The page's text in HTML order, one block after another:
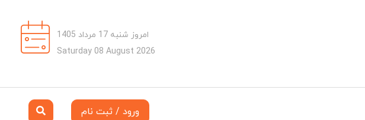
امروز شنبه 17 مرداد 1405
Saturday 08 August 2026
ورود / ثبت نام